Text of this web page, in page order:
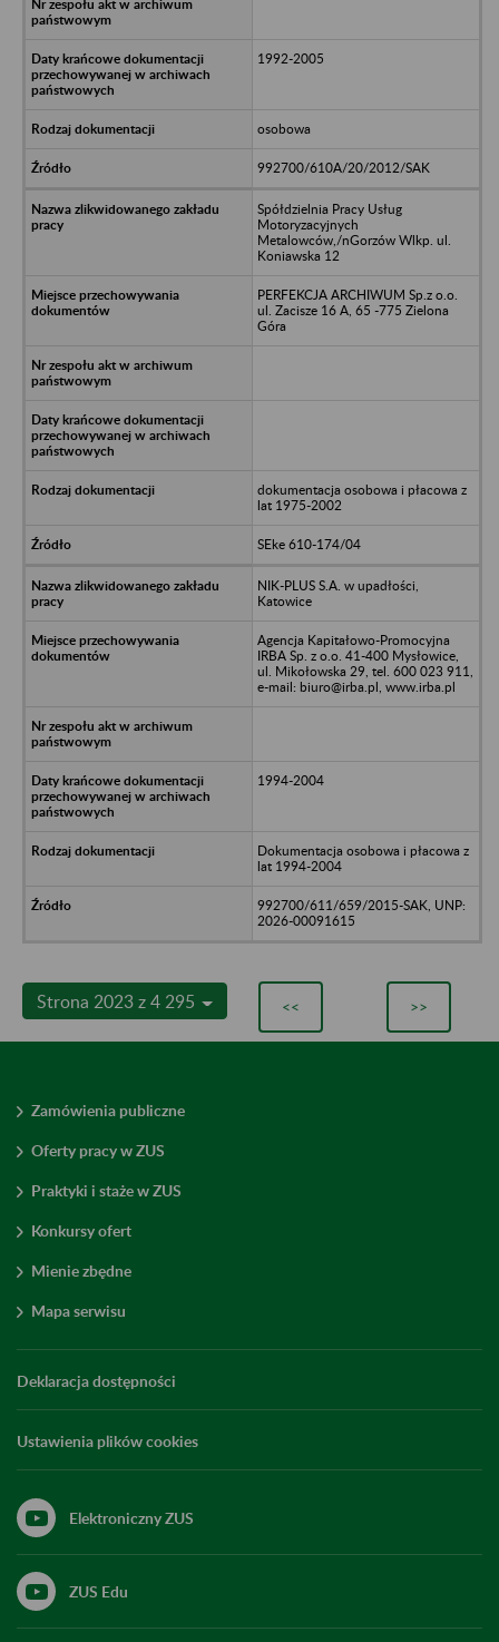
1992-2005
osobowa
992700/610A/20/2012/SAK
Spółdzielnia Pracy Usług
Motoryzacyjnych
Metalowców,/nGorzów Wlkp. ul.
Koniawska 12
PERFEKCJA ARCHIWUM Sp.z o.o.
ul. Zacisze 16 A, 65 -775 Zielona
Góra
dokumentacja osobowa i płacowa z
lat 1975-2002
SEke 610-174/04
NIK-PLUS S.A. w upadłości,
Katowice
Agencja Kapitałowo-Promocyjna
IRBA Sp. z o.o. 41-400 Mysłowice,
ul. Mikołowska 29, tel. 600 023 911,
e-mail: biuro@irba.pl, www.irba.pl
1994-2004
Dokumentacja osobowa i płacowa z
lat 1994-2004
992700/611/659/2015-SAK, UNP:
2026-00091615
Strona 2023 z 4 295 << >>
Zamówienia publiczne
Oferty pracy w ZUS
Praktyki i staże w ZUS
Konkursy ofert
Mienie zbędne
Mapa serwisu
Deklaracja dostępności
Ustawienia plików cookies
Elektroniczny ZUS
ZUS Edu